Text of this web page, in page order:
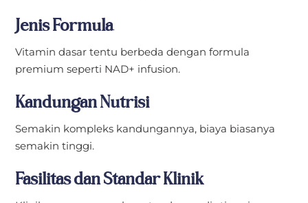
Jenis Formula
Vitamin dasar tentu berbeda dengan formula
premium seperti NAD+ infusion.
Kandungan Nutrisi
Semakin kompleks kandungannya, biaya biasanya
semakin tinggi.
Fasilitas dan Standar Klinik